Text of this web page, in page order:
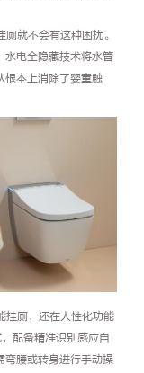
就不会有这种困扰。
水电全隐藏技术将水管
根本上消除了婴童触
厕，还在人性化功能
配备精准识别感应自
弯腰或转身进行手动操